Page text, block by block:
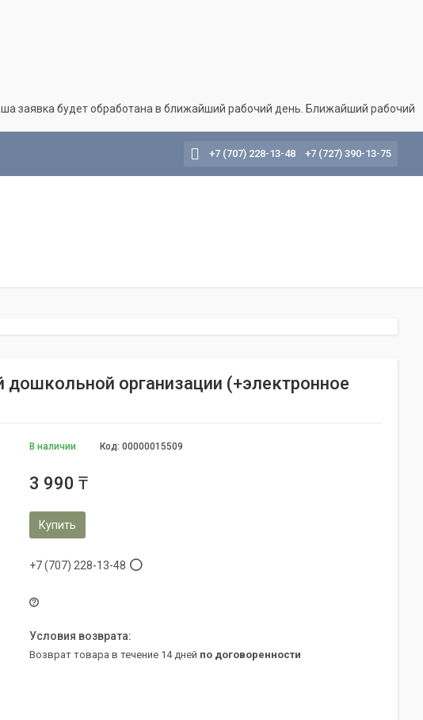
заявка будет обработана в ближайший рабочий день. Ближайший рабочий
+7 (707) 228-13-48 +7 (727) 390-13-75
дошкольной организации (+электронное
В наличии Код: 00000015509
3 990 ₸
Купить
+7 (707) 228-13-48
возврат товара в течение 14 дней по договоренности